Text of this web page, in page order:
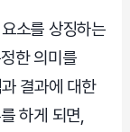
소를 상징하는
한 의미를
결과에 대한
하게 되면,